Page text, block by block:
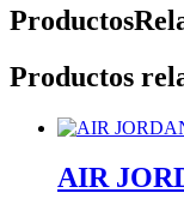
Productos
Productos
AIR